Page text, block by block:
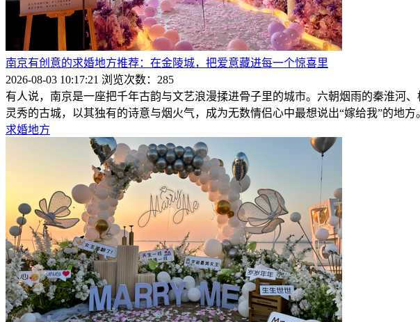
南京有创意的求婚地方推荐：在金陵城，把爱意藏进每一个惊喜里
2026-08-03 10:17:21 浏览次数：285
有人说，南京是一座把千年古韵与文艺浪漫揉进骨子里的城市。六朝烟雨的秦淮
灵秀的古城，以其独有的诗意与烟火气，成为无数情侣心中最想说出“嫁给我”的地
求婚地方